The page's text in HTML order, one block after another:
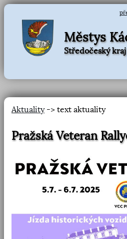
Městys
Středočeský kraj
Aktuality-> text aktuality
Pražská Veteran